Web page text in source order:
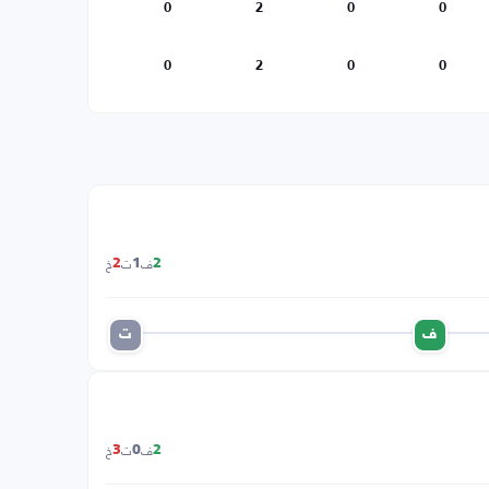
0
0
2
0
0
0
2
0
2ف 1ت2خ
ف ت
2ف0ت3خ